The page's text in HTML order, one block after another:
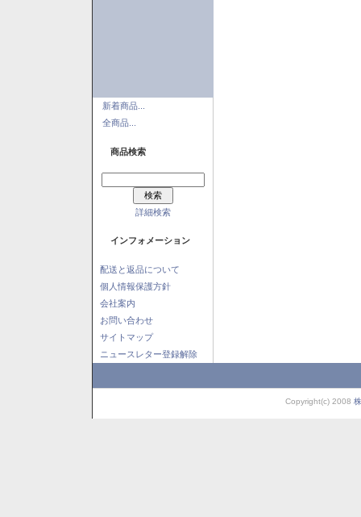
新着商品...
全商品...
商品検索
詳細検索
インフォメーション
配送と返品について
個人情報保護方針
会社案内
お問い合わせ
サイトマップ
ニュースレター登録解除
Copyright(c) 2008